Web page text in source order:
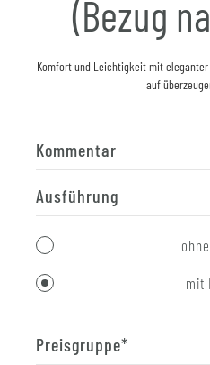
(Bezug
Komfort und Leichtigkeit mit eleganter
auf
Kommentar
Ausführung
mit
Preisgruppe*